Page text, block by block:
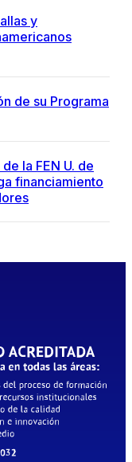
y
de su Programa
la FEN U. de
financiamiento